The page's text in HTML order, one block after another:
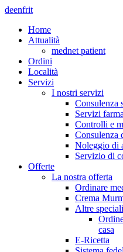
deenfrit
Home
Attualità
mednet patient
Ordini
Località
Servizi
I nostri servizi
Consulenza
Servizi
Controlli e
Consulenza
Noleggio di
Servizio di
Offerte
La nostra offerta
Ordinare
Crema
Altre
casa
E-Ricetta